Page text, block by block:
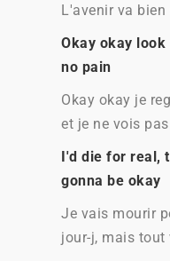
L'avenir va bien
Okay okay
no pain
Okay okay je
et je ne vois
I'd die for real,
gonna be okay
Je vais mourir
jour-j, mais tout